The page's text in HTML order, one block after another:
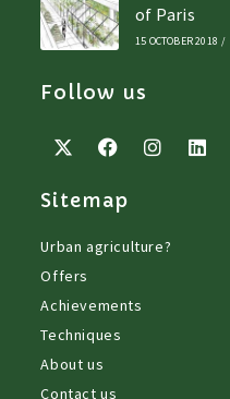
of Paris
15 OCTOBER 2018 /
Follow us
Sitemap
Urban agriculture?
Offers
Achievements
Techniques
About us
Contact us